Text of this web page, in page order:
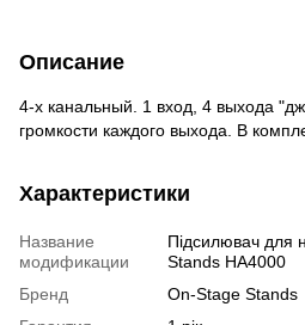
Описание
4-х канальный. 1 вход, 4 выхода
громкости каждого выхода. В
Характеристики
Название
модификации
Підсилювач для
Stands HA4000
Бренд
On-Stage Stands